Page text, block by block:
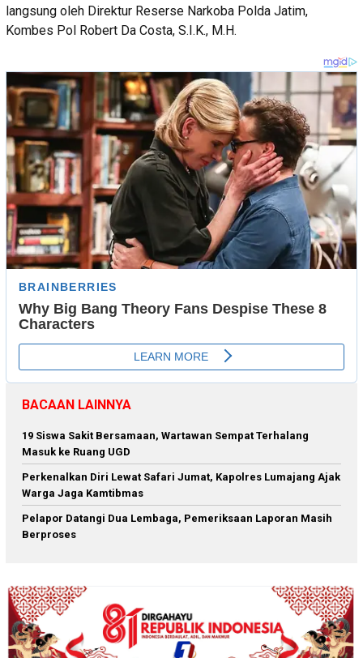
langsung oleh Direktur Reserse Narkoba Polda Jatim,
Kombes Pol Robert Da Costa, S.I.K., M.H.
BACAAN LAINNYA
19 Siswa Sakit Bersamaan, Wartawan Sempat Terhalang
Masuk ke Ruang UGD
Perkenalkan Diri Lewat Safari Jumat, Kapolres Lumajang Ajak
Warga Jaga Kamtibmas
Pelapor Datangi Dua Lembaga, Pemeriksaan Laporan Masih
Berproses